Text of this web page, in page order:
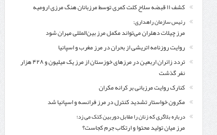
کشف ۱۱ قبضه سلاح کلت کمری توسط مرزبانان هنگ مرزی ارومیه
رئیس سازمان راهداری:
مرز چیلات دهلران می‌تواند مکمل مرز بین‌المللی مهران شود
روایت روزنامه اتریشی از بحران در مرز مغرب و اسپانیا
تردد زائران اربعین در مرزهای خوزستان از مرز یک میلیون و ۴۲۸ هزار
نفر گذشت
کنارک روایت مرزبانی بر کرانه مکران
مکرون خواستار تشدید کنترل‌ در مرز فرانسه و اسپانیا شد
درباره بلاگری که زنان را مقابل دوربین کتک می زد؛
مرز میان تولید محتوا و ارتکاب جرم کجاست؟